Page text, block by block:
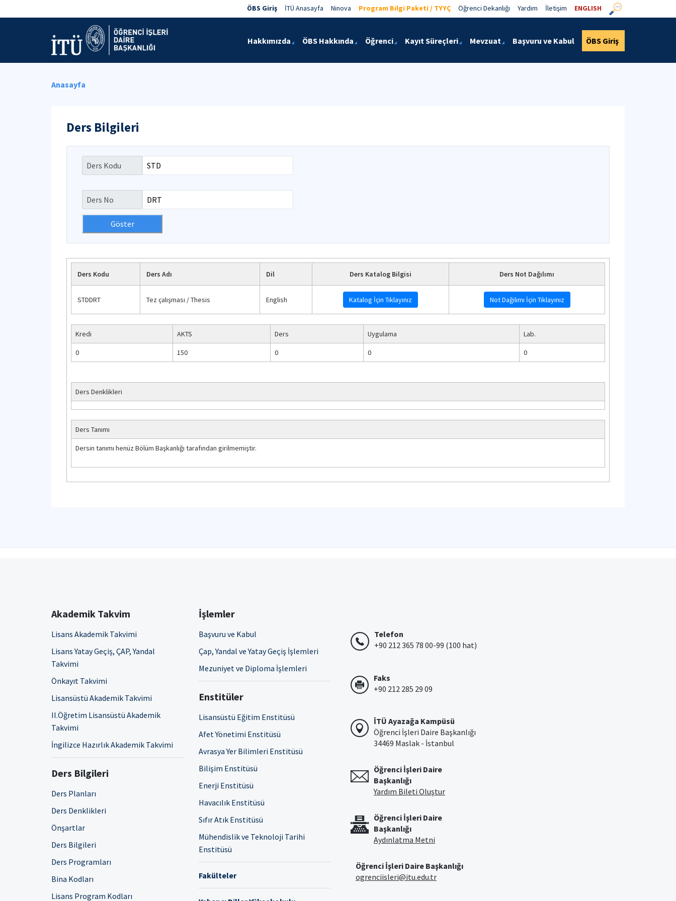
ÖBS Giriş İTÜ Anasayfa Ninova Program Bilgi Paketi / TYYÇ Öğrenci Dekanlığı Yardım İletişim ENGLISH
Hakkımızda ÖBS Hakkında Öğrenci Kayıt Süreçleri Mevzuat Başvuru ve Kabul ÖBS Giriş
Anasayfa
Ders Bilgileri
Ders Kodu
Ders No
Ders Kodu Ders Adı Dil Ders Katalog Bilgisi Ders Not Dağılımı
STDDRT Tez çalışması / Thesis English Katalog İçin Tıklayınız Not Dağılımı İçin Tıklayınız
Kredi AKTS Ders Uygulama Lab.
0 150 0 0 0
Ders Denklikleri
Ders Tanımı
Dersin tanımı henüz Bölüm Başkanlığı tarafından girilmemiştir.
Akademik Takvim
Lisans Akademik Takvimi
Lisans Yatay Geçiş, ÇAP, Yandal
Takvimi
Önkayıt Takvimi
Lisansüstü Akademik Takvimi
II.Öğretim Lisansüstü Akademik
Takvimi
İngilizce Hazırlık Akademik Takvimi
Ders Bilgileri
Ders Planları
Ders Denklikleri
Önşartlar
Ders Bilgileri
Ders Programları
Bina Kodları
Lisans Program Kodları
İşlemler
Başvuru ve Kabul
Çap, Yandal ve Yatay Geçiş İşlemleri
Mezuniyet ve Diploma İşlemleri
Enstitüler
Lisansüstü Eğitim Enstitüsü
Afet Yönetimi Enstitüsü
Avrasya Yer Bilimleri Enstitüsü
Bilişim Enstitüsü
Enerji Enstitüsü
Havacılık Enstitüsü
Sıfır Atık Enstitüsü
Mühendislik ve Teknoloji Tarihi
Enstitüsü
Fakülteler
Telefon
+90 212 365 78 00-99 (100 hat)
Faks
+90 212 285 29 09
İTÜ Ayazağa Kampüsü
Öğrenci İşleri Daire Başkanlığı
34469 Maslak - İstanbul
Öğrenci İşleri Daire
Başkanlığı
Yardım Bileti Oluştur
Öğrenci İşleri Daire
Başkanlığı
Aydınlatma Metni
Öğrenci İşleri Daire Başkanlığı
ogrenciisleri@itu.edu.tr